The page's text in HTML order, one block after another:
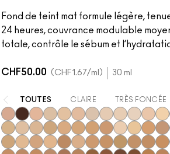
Fond de teint mat formule légère,
24 heures, couvrance modulable
totale, contrôle le sébum et
CHF50.00 CHF1.67/ml 30 ml
TOUTES CLAIRE TRÈS FONCÉE
N12NW63
N11NC5N10N18NC10NW5NW10NC12N4
NC15N4.75NC16NC17NC18NW15NC20NW18C4C40NC25